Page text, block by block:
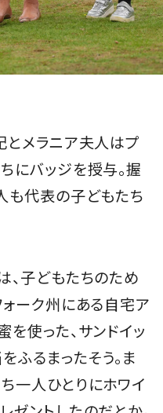
とメラニア夫人はプ
にバッジを授与。握
も代表の子どもたち
、子どもたちのため
ォーク州にある自宅ア
使った、サンドイッ
ふるまったそう。ま
一人ひとりにホワイ